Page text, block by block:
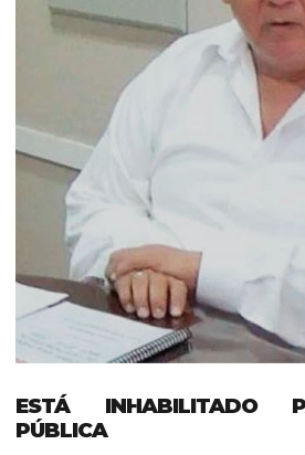
ESTÁ INHABILITADO
PÚBLICA